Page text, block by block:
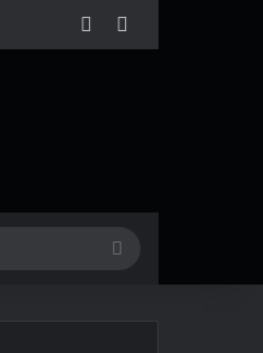
Facebook
Pesquisar